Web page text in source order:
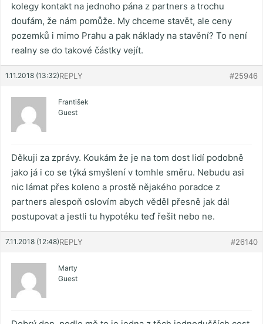
kolegy kontakt na jednoho pána z partners a trochu
doufám, že nám pomůže. My chceme stavět, ale ceny
pozemků i mimo Prahu a pak náklady na stavění? To není
realny se do takové částky vejít.
1.11.2018 (13:32) #25946
REPLY
František
Guest
Děkuji za zprávy. Koukám že je na tom dost lidí podobně
jako já i co se týká smyšlení v tomhle směru. Nebudu asi
nic lámat přes koleno a prostě nějakého poradce z
partners alespoň oslovím abych věděl přesně jak dál
postupovat a jestli tu hypotéku teď řešit nebo ne.
7.11.2018 (12:48) #26140
REPLY
Marty
Guest